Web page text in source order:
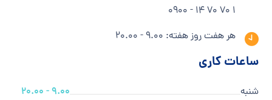
1 70 70 14 - 0900
هر هفت روز هفته: 9.00 - 20.00
ساعات کاری
شنبه
9.00 - 20.00